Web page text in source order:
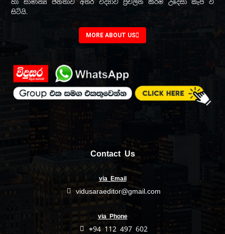
හා සාමාන්‍ය ජනතාව අතර විද්‍යාව ප්‍රචලිත කිරීම උදෙසා කැප වී
සිටියි.
MORE ABOUT US
Contact Us
via Email
vidusaraeditor@gmail.com
via Phone
+94 112 497 602